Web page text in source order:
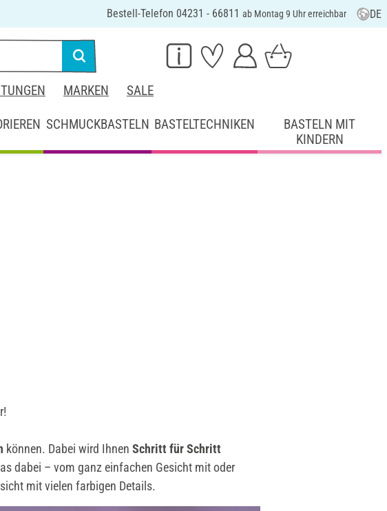
Bestell-Telefon 04231 - 66811 ab Montag 9 Uhr erreichbar DE
MARKEN SALE
SCHMUCKBASTELN BASTELTECHNIKEN
BASTELN MIT
KINDERN
können. Dabei wird Ihnen Schritt für Schritt
dabei – vom ganz einfachen Gesicht mit oder
mit vielen farbigen Details.